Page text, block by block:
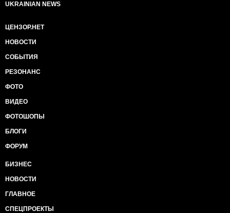
UKRAINIAN NEWS
ЦЕНЗОР.НЕТ
НОВОСТИ
СОБЫТИЯ
РЕЗОНАНС
ФОТО
ВИДЕО
ФОТОШОПЫ
БЛОГИ
ФОРУМ
БИЗНЕС
НОВОСТИ
ГЛАВНОЕ
СПЕЦПРОЕКТЫ